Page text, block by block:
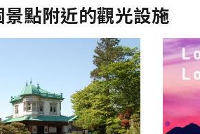
景點附近的觀光設施